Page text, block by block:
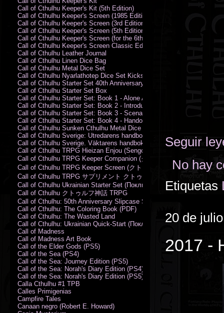
Seguir
No hay
Etiquetas
20 de
2017 -
Call of Cthulhu Keeper's Kit (5th Edition)
Call of Cthulhu Keeper's Screen (1985 Edition)
Call of Cthulhu Keeper's Screen (3rd Edition)
Call of Cthulhu Keeper's Screen (5th Edition)
Call of Cthulhu Keeper's Screen (for the 6th Edition Rules)
Call of Cthulhu Keeper's Screen Classic Edition
Call of Cthulhu Leather Journal
Call of Cthulhu Linen Dice Bag
Call of Cthulhu Metal Dice Set
Call of Cthulhu Nyarlathotep Dice Set Kickstarter Edition
Call of Cthulhu Starter Set 40th Anniversary Edition
Call of Cthulhu Starter Set Box
Call of Cthulhu Starter Set: Book 1 - Alone Against the Flames
Call of Cthulhu Starter Set: Book 2 - Introductory Rules
Call of Cthulhu Starter Set: Book 3 - Scenarios
Call of Cthulhu Starter Set: Book 4 - Handouts
Call of Cthulhu Sunken Cthulhu Metal Dice Set
Call of Cthulhu Sverige: Utredarens handbok (PDF)
Call of Cthulhu Sverige. Väktarens handbok
Call of Cthulhu TRPG Hieizan Enjou (Sengoku Period)
Call of Cthulhu TRPG Keeper Companion (クトゥルフ神話TRPG キー
Call of Cthulhu TRPG Keeper Screen (クトゥルフ神話TRPG キーパー
Call of Cthulhu TRPG サプリメント クトゥルフ2015
Call of Cthulhu Ukrainian Starter Set (Поклик Ктулху. Базовий набір)
Call of Cthulhu クトゥルフ神話 TRPG
Call of Cthulhu: 50th Anniversary Slipcase Set
Call of Cthulhu: The Coloring Book (PDF)
Call of Cthulhu: The Wasted Land
Call of Cthulhu: Ukrainian Quick-Start (Поклик Ктулху. Швидкий
Call of Madness
Call of Madness Art Book
Call of the Elder Gods (PS5)
Call of the Sea (PS4)
Call of the Sea: Journey Edition (PS5)
Call of the Sea: Norah's Diary Edition (PS4)
Call of the Sea: Norah's Diary Edition (PS5)
Calla Cthulhu #1 TPB
Calles Primigenias
Campfire Tales
Canaan negro (Robert E. Howard)